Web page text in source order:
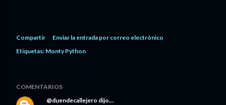
Compartir
Enviar la entrada por correo electrónico
Etiquetas: Monty Python
COMENTARIOS
@duendecallejero dijo…